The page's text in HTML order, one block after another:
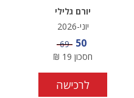
יורם גלילי
יוני-2026
מחיר מבצע
50 מחיר
69
חסכון 19
₪
לרכישה